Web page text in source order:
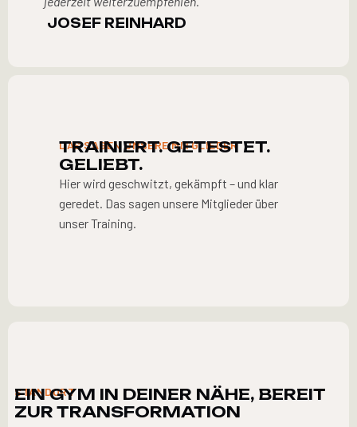
JOSEF REINHARD
DAS SAGEN UNSERE MITGLIEDER
TRAINIERT. GETESTET.
GELIEBT.
Hier wird geschwitzt, gekämpft – und klar
geredet. Das sagen unsere Mitglieder über
unser Training.
STANDORT
EIN GYM IN DEINER NÄHE, BEREIT
ZUR TRANSFORMATION